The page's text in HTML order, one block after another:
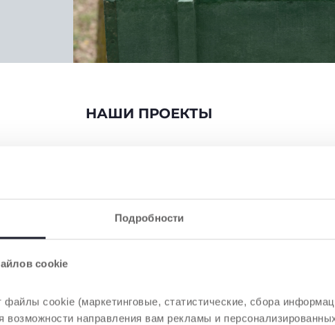
Подробности
cookie
cookie (маркетинговые, статистические, сбора
возможности направления вам рекламы и
НАШИ ПРОЕКТЫ